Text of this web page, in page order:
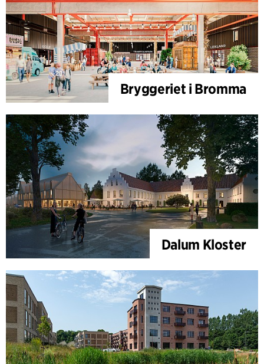
Bryggeriet i Bromma
Dalum Kloster